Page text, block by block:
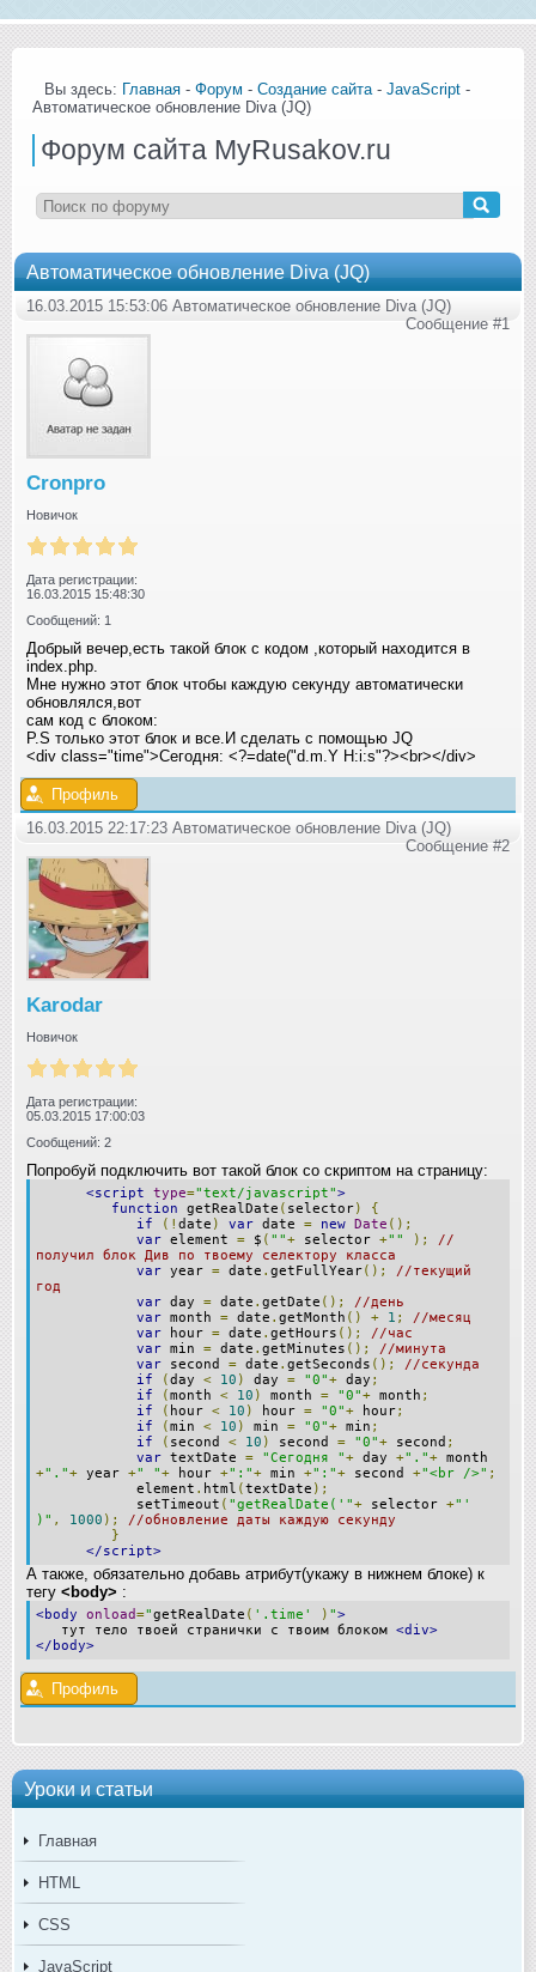
Уроки и статьи
Главная
HTML
CSS
JavaScript
Вы здесь: Главная - Форум - Создание сайта - JavaScript -
Автоматическое обновление Diva (JQ)
Форум сайта MyRusakov.ru
Автоматическое обновление Diva (JQ)
16.03.2015 15:53:06 Автоматическое обновление Diva (JQ)
Сообщение #1
Cronpro
Новичок
Дата регистрации:
16.03.2015 15:48:30
Сообщений: 1
Добрый вечер,есть такой блок с кодом ,который находится в
index.php.
Мне нужно этот блок чтобы каждую секунду автоматически
обновлялся,вот
сам код с блоком:
P.S только этот блок и все.И сделать с помощью JQ
<div class="time">Сегодня: <?=date("d.m.Y H:i:s"?><br></div>
Профиль
16.03.2015 22:17:23 Автоматическое обновление Diva (JQ)
Сообщение #2
Karodar
Новичок
Дата регистрации:
05.03.2015 17:00:03
Сообщений: 2
Попробуй подключить вот такой блок со скриптом на страницу:
<script type="text/javascript">
function getRealDate ( selector)
{
if
(! date ) var date = new Date ();
var element = $ ( ""+ selector +"" );
//
получил блок Див по твоему селектору класса
var year = date . getFullYear();
//текущий
год
var day = date . getDate ();
//день
var month = date . getMonth () + 1 ;
//месяц
var hour = date . getHours ();
//час
var min = date . getMinutes ();
//минута
var second = date . getSeconds ();
//секунда
if
( day < 10 ) day = "0"+ day ;
if
( month < 10 ) month = "0"+ month ;
if
( hour < 10 ) hour = "0"+ hour;
if
( min < 10 ) min = "0"+ min ;
if
( second < 10 ) second = "0"+ second ;
var textDate = "Сегодня "+ day +"."+ month
+"."+ year +" "+ hour +":"+ min +":"+ second +"<br />" ;
element . html ( textDate );
setTimeout ( "getRealDate('"+ selector +"'
)" , 1000 );
//обновление даты каждую секунду
}
</script>
А также, обязательно добавь атрибут(укажу в нижнем блоке) к
тегу <body> :
<body onload="getRealDate ( '.time' ) ">
тут тело твоей странички с твоим блоком <div>
</body>
Профиль